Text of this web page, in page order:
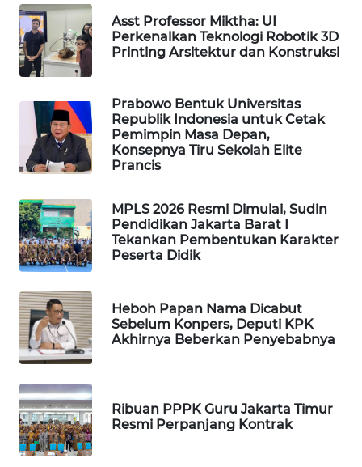
Asst Professor Miktha: UI
Perkenalkan Teknologi Robotik 3D
Printing Arsitektur dan Konstruksi
Prabowo Bentuk Universitas
Republik Indonesia untuk Cetak
Pemimpin Masa Depan,
Konsepnya Tiru Sekolah Elite
Prancis
MPLS 2026 Resmi Dimulai, Sudin
Pendidikan Jakarta Barat I
Tekankan Pembentukan Karakter
Peserta Didik
Heboh Papan Nama Dicabut
Sebelum Konpers, Deputi KPK
Akhirnya Beberkan Penyebabnya
Ribuan PPPK Guru Jakarta Timur
Resmi Perpanjang Kontrak
OTOMOTIF
WAHANA
HEALTH
WAHANA
DESA
WISATA
WAHANA
Wahana
Network
KONSUMEN
LISTRIK
MASYARAKAT
KELISTRIKAN
WALINKI
ID